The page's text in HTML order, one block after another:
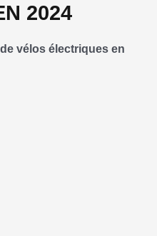
2024
vélos électriques en